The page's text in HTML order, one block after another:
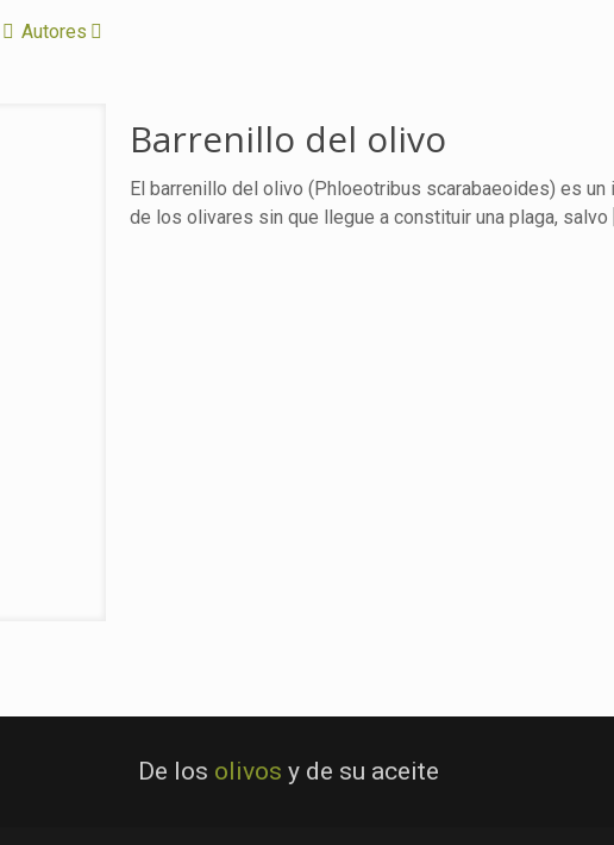
Autores
Barrenillo del olivo
El barrenillo del olivo (Phloeotribus scarabaeoides) es
de los olivares sin que llegue a constituir una plaga, salvo
De los olivos y de su aceite